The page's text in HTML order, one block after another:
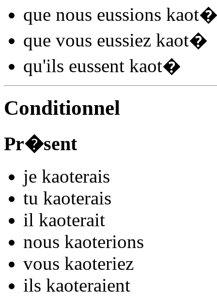
que nous eussions kaot
que vous eussiez kaot�
qu'ils eussent kaot�
Conditionnel
Pr�sent
je kaoterais
tu kaoterais
il kaoterait
nous kaoterions
vous kaoteriez
ils kaoteraient